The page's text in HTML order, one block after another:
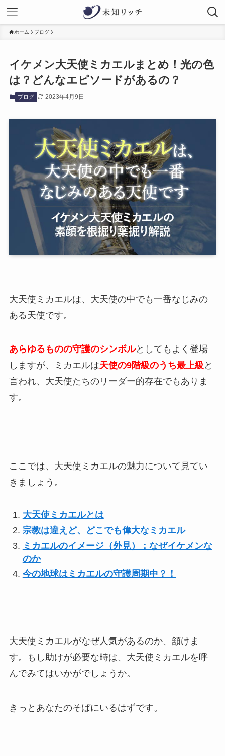
ホーム ブログ
イケメン大天使ミカエルまとめ！光の色
は？どんなエピソードがあるの？
ブログ 2023年4月9日
大天使ミカエルは、大天使の中でも一番なじみの
ある天使です。
あらゆるものの守護のシンボルとしてもよく登場
しますが、ミカエルは天使の9階級のうち最上級 と
言われ、大天使たちのリーダー的存在でもありま
す。
ここでは、大天使ミカエルの魅力について見てい
きましょう。
大天使ミカエルとは
宗教は違えど、どこでも偉大なミカエル
ミカエルのイメージ（外見）：なぜイケメンな
のか
今の地球はミカエルの守護周期中？！
大天使ミカエルがなぜ人気があるのか、頷けま
す。もし助けが必要な時は、大天使ミカエルを呼
んでみてはいかがでしょうか。
きっとあなたのそばにいるはずです。